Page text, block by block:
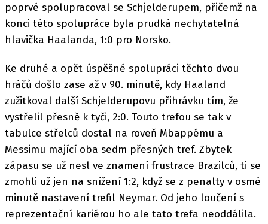
poprvé spolupracoval se Schjelderupem, přičemž na
konci této spolupráce byla prudká nechytatelná
hlavička Haalanda, 1:0 pro Norsko.
Ke druhé a opět úspěšné spolupráci těchto dvou
hráčů došlo zase až v 90. minutě, kdy Haaland
zužitkoval další Schjelderupovu přihrávku tím, že
vystřelil přesně k tyči, 2:0. Touto trefou se tak v
tabulce střelců dostal na roveň Mbappému a
Messimu mající oba sedm přesných tref. Zbytek
zápasu se už nesl ve znamení frustrace Brazilců, ti se
zmohli už jen na snížení 1:2, když se z penalty v osmé
minutě nastavení trefil Neymar. Od jeho loučení s
reprezentační kariérou ho ale tato trefa neoddálila.